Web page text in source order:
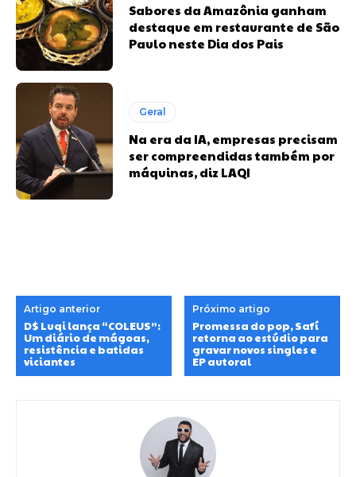
Sabores da Amazônia ganham
destaque em restaurante de São
Paulo neste Dia dos Pais
Geral
Na era da IA, empresas precisam
ser compreendidas também por
máquinas, diz LAQI
Artigo anterior
D$ Luqi lança “COLEUS”:
Um diário de mágoas,
resistência e batidas
viciantes
Próximo artigo
Promessa do pop, Safí
retorna ao estúdio para
gravar novos singles e
EP autoral